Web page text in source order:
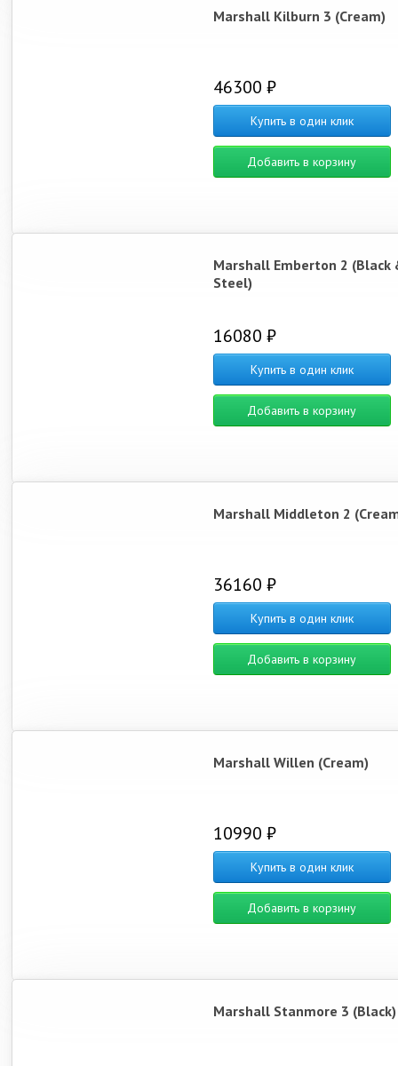
Marshall Kilburn 3 (Cream)
46300 ₽
Купить в один клик
Добавить в корзину
Marshall Emberton 2 (Black
Steel)
16080 ₽
Купить в один клик
Добавить в корзину
Marshall Middleton 2
36160 ₽
Купить в один клик
Добавить в корзину
Marshall Willen (Cream)
10990 ₽
Купить в один клик
Добавить в корзину
Marshall Stanmore 3 (Black)